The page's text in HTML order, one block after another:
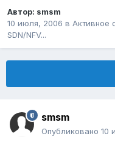
Автор: smsm
10 июля, 2006 в Активное
SDN/NFV...
smsm
Опубликовано 10